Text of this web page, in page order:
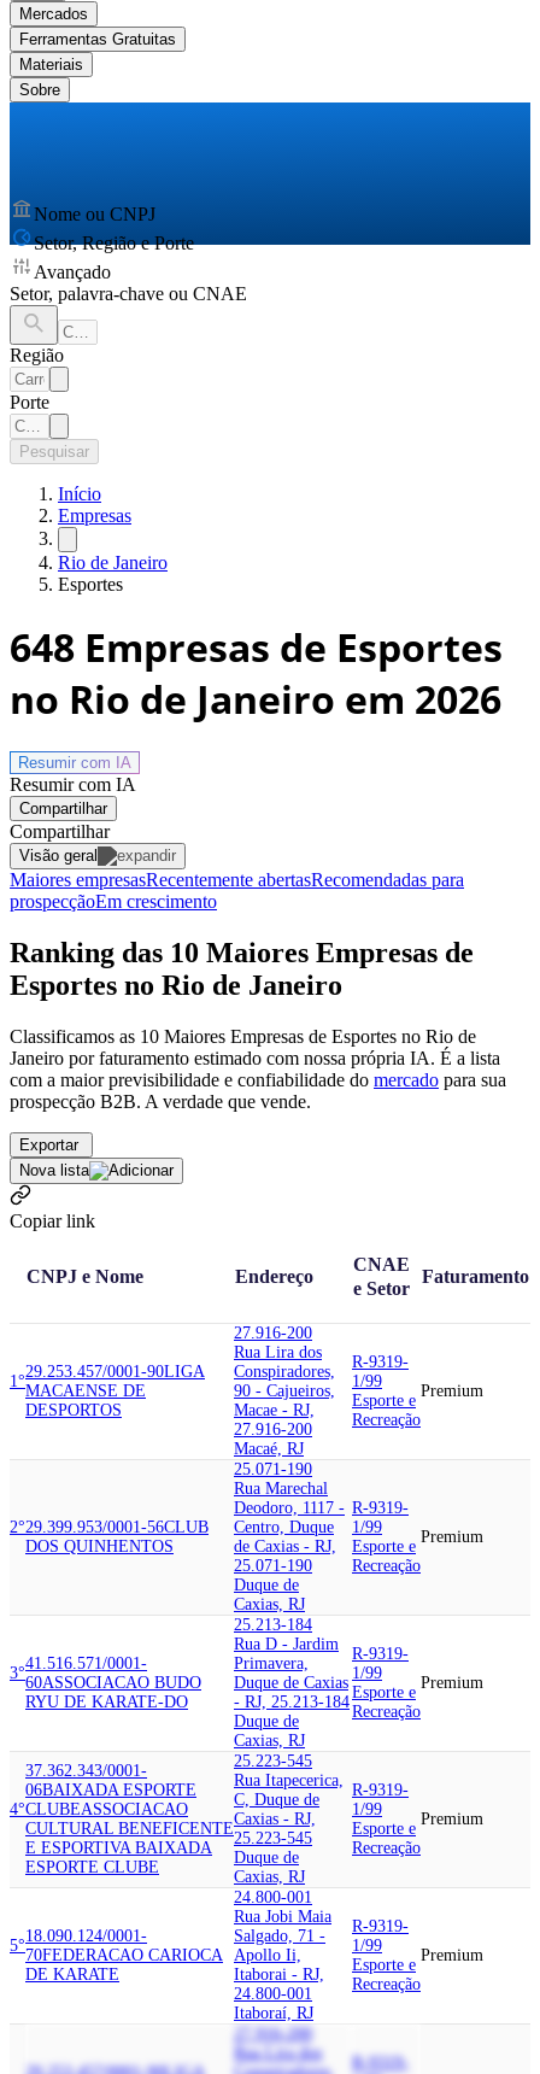
Mercados
Ferramentas Gratuitas
Materiais
Sobre
Nome ou CNPJ
Setor, Região e Porte
Avançado
Setor, palavra-chave ou CNAE
Região
Porte
Pesquisar
Início
Empresas
Rio de Janeiro
Esportes
648 Empresas de Esportes
no Rio de Janeiro em 2026
Resumir com IA
Resumir com IA
Compartilhar
Compartilhar
Visão geral
Maiores empresasRecentemente abertasRecomendadas para
prospecçãoEm crescimento
Ranking das 10 Maiores Empresas de
Esportes no Rio de Janeiro
Classificamos as 10 Maiores Empresas de Esportes no Rio de
Janeiro por faturamento estimado com nossa própria IA. É a lista
com a maior previsibilidade e confiabilidade do mercado para sua
prospecção B2B. A verdade que vende.
Exportar
Nova lista
Copiar link
CNPJ e Nome Endereço
CNAE
e Setor
Faturamento
1°
29.253.457/0001-90LIGA
MACAENSE DE
DESPORTOS
27.916-200
Rua Lira dos
Conspiradores,
90 - Cajueiros,
Macae - RJ,
27.916-200
Macaé, RJ
R-9319-
1/99
Esporte e
Recreação
Premium
2°29.399.953/0001-56CLUB
DOS QUINHENTOS
25.071-190
Rua Marechal
Deodoro, 1117 -
Centro, Duque
de Caxias - RJ,
25.071-190
Duque de
Caxias, RJ
R-9319-
1/99
Esporte e
Recreação
Premium
3°
41.516.571/0001-
60ASSOCIACAO BUDO
RYU DE KARATE-DO
25.213-184
Rua D - Jardim
Primavera,
Duque de Caxias
- RJ, 25.213-184
Duque de
Caxias, RJ
R-9319-
1/99
Esporte e
Recreação
Premium
4°
37.362.343/0001-
06BAIXADA ESPORTE
CLUBEASSOCIACAO
CULTURAL BENEFICENTE
E ESPORTIVA BAIXADA
ESPORTE CLUBE
25.223-545
Rua Itapecerica,
C, Duque de
Caxias - RJ,
25.223-545
Duque de
Caxias, RJ
R-9319-
1/99
Esporte e
Recreação
Premium
5°
18.090.124/0001-
70FEDERACAO CARIOCA
DE KARATE
24.800-001
Rua Jobi Maia
Salgado, 71 -
Apollo Ii,
Itaborai - RJ,
24.800-001
Itaboraí, RJ
R-9319-
1/99
Esporte e
Recreação
Premium
27.916-200
Rua Lira dos
R-9319-